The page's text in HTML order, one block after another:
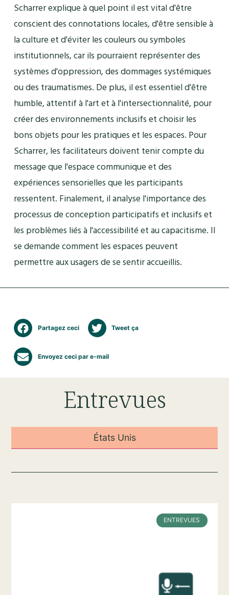
Scharrer explique à quel point il est vital d'être
conscient des connotations locales, d'être sensible à
la culture et d'éviter les couleurs ou symboles
institutionnels, car ils pourraient représenter des
systèmes d'oppression, des dommages systémiques
ou des traumatismes. De plus, il est essentiel d'être
humble, attentif à l'art et à l'intersectionnalité, pour
créer des environnements inclusifs et choisir les
bons objets pour les pratiques et les espaces. Pour
Scharrer, les facilitateurs doivent tenir compte du
message que l'espace communique et des
expériences sensorielles que les participants
ressentent. Finalement, il analyse l'importance des
processus de conception participatifs et inclusifs et
les problèmes liés à l'accessibilité et au capacitisme. Il
se demande comment les espaces peuvent
permettre aux usagers de se sentir accueillis.
Partagez ceci Tweet ça
Envoyez ceci par e-mail
Entrevues
États Unis
ENTREVUES